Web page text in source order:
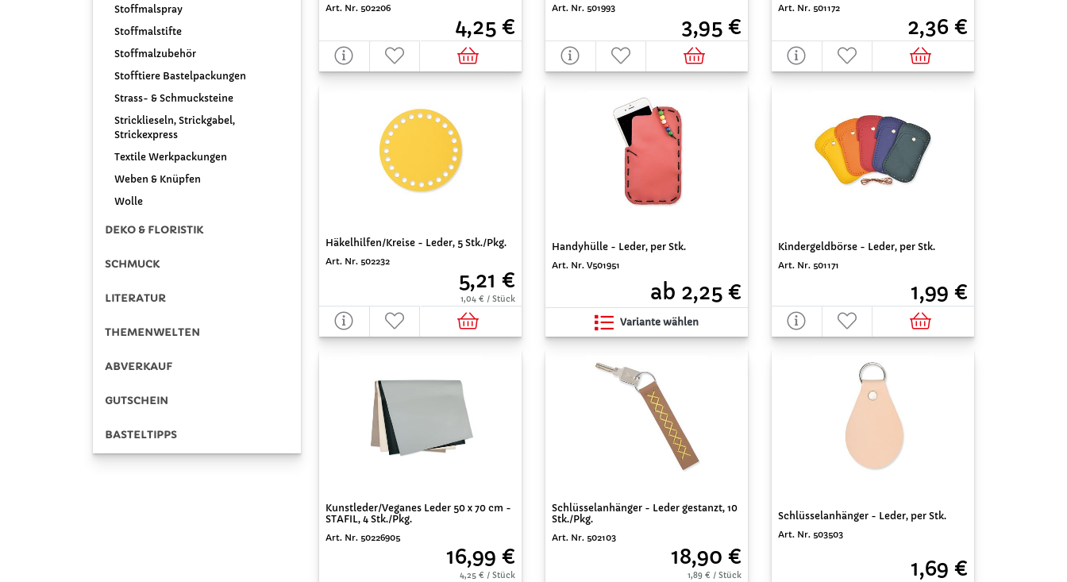
Stoffmalspray
Stoffmalstifte
Stoffmalzubehör
Stofftiere Bastelpackungen
Strass- & Schmucksteine
Stricklieseln, Strickgabel,
Strickexpress
Textile Werkpackungen
Weben & Knüpfen
Wolle
DEKO & FLORISTIK
SCHMUCK
LITERATUR
THEMENWELTEN
ABVERKAUF
GUTSCHEIN
BASTELTIPPS
Art. Nr. 502206
4,25 €
Art. Nr. 501993
3,95 €
Art. Nr. 501172
2,36 €
Häkelhilfen/Kreise - Leder, 5 Stk./Pkg.
Art. Nr. 502232
5,21 €
1,04 € / Stück
Handyhülle - Leder, per Stk.
Art. Nr. V501951
ab 2,25 €
Variante wählen
Kindergeldbörse - Leder, per Stk.
Art. Nr. 501171
1,99 €
Kunstleder/Veganes Leder 50 x 70 cm -
STAFIL, 4 Stk./Pkg.
Art. Nr. 50226905
16,99 €
4,25 € / Stück
Schlüsselanhänger - Leder gestanzt, 10
Stk./Pkg.
Art. Nr. 502103
18,90 €
1,89 € / Stück
Schlüsselanhänger - Leder, per Stk.
Art. Nr. 503503
1,69 €